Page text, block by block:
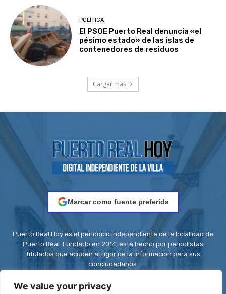
We value your privacy
POLÍTICA
El PSOE Puerto Real denuncia «el
pésimo estado» de las islas de
contenedores de residuos
Cargar más
Marcar como fuente preferida
Puerto Real Hoy es el periódico independiente de la localidad de
Puerto Real. Fundado en 2014, está hecho por periodistas
titulados que acuden al rigor de la información para sus
conciudadanos.
Contacto: redaccion@puertorealhoy.es